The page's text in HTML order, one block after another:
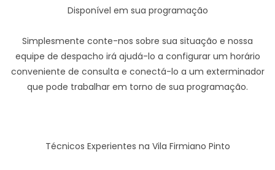
Disponível em sua programação
Simplesmente conte-nos sobre sua situação e nossa
equipe de despacho irá ajudá-lo a configurar um horário
conveniente de consulta e conectá-lo a um exterminador
que pode trabalhar em torno de sua programação.
Técnicos Experientes na Vila Firmiano Pinto